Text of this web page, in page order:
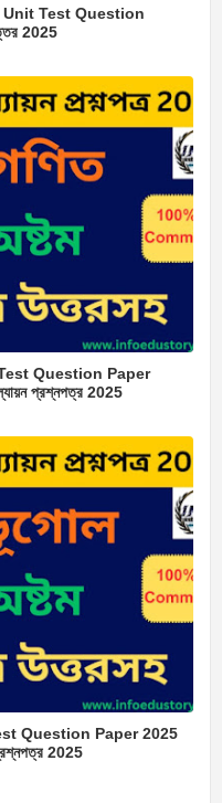
Test Question
2025
Question Paper
প্রশ্নপত্র 2025
Question Paper 2025
2025